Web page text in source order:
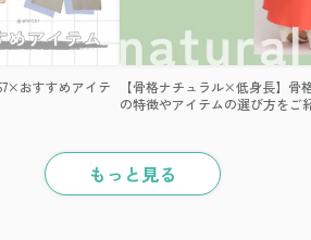
おすすめアイテ
【骨格ナチュラル×低身長】骨
の特徴やアイテムの選び方をご
もっと見る